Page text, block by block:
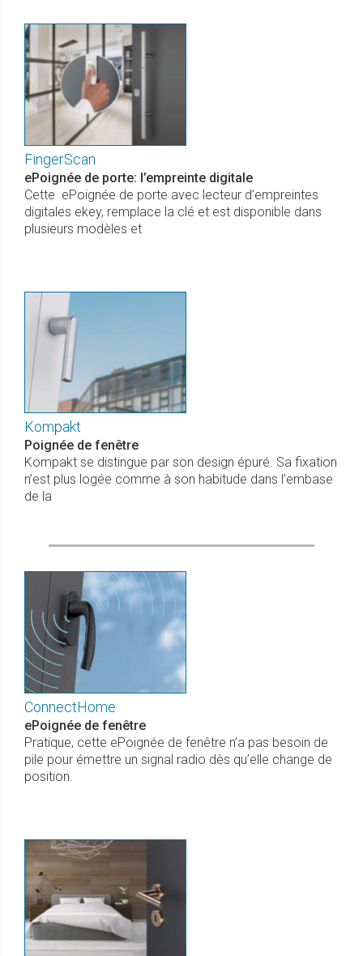
FingerScan
ePoignée de porte: l’empreinte digitale
Cette ePoignée de porte avec lecteur d’empreintes
digitales ekey, remplace la clé et est disponible dans
plusieurs modèles et
Kompakt
Poignée de fenêtre
Kompakt se distingue par son design épuré. Sa fixation
n’est plus logée comme à son habitude dans l’embase
de la
ConnectHome
ePoignée de fenêtre
Pratique, cette ePoignée de fenêtre n’a pas besoin de
pile pour émettre un signal radio dès qu’elle change de
position.